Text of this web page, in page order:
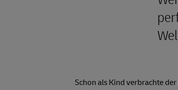
Schon als Kind verbrachte